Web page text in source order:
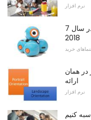
نرم افزار
7 بهترین رباتیک برای کودکان و نوجوانان در سال
2018
خرید
در همان
ارائه
نرم افزار
کنیم